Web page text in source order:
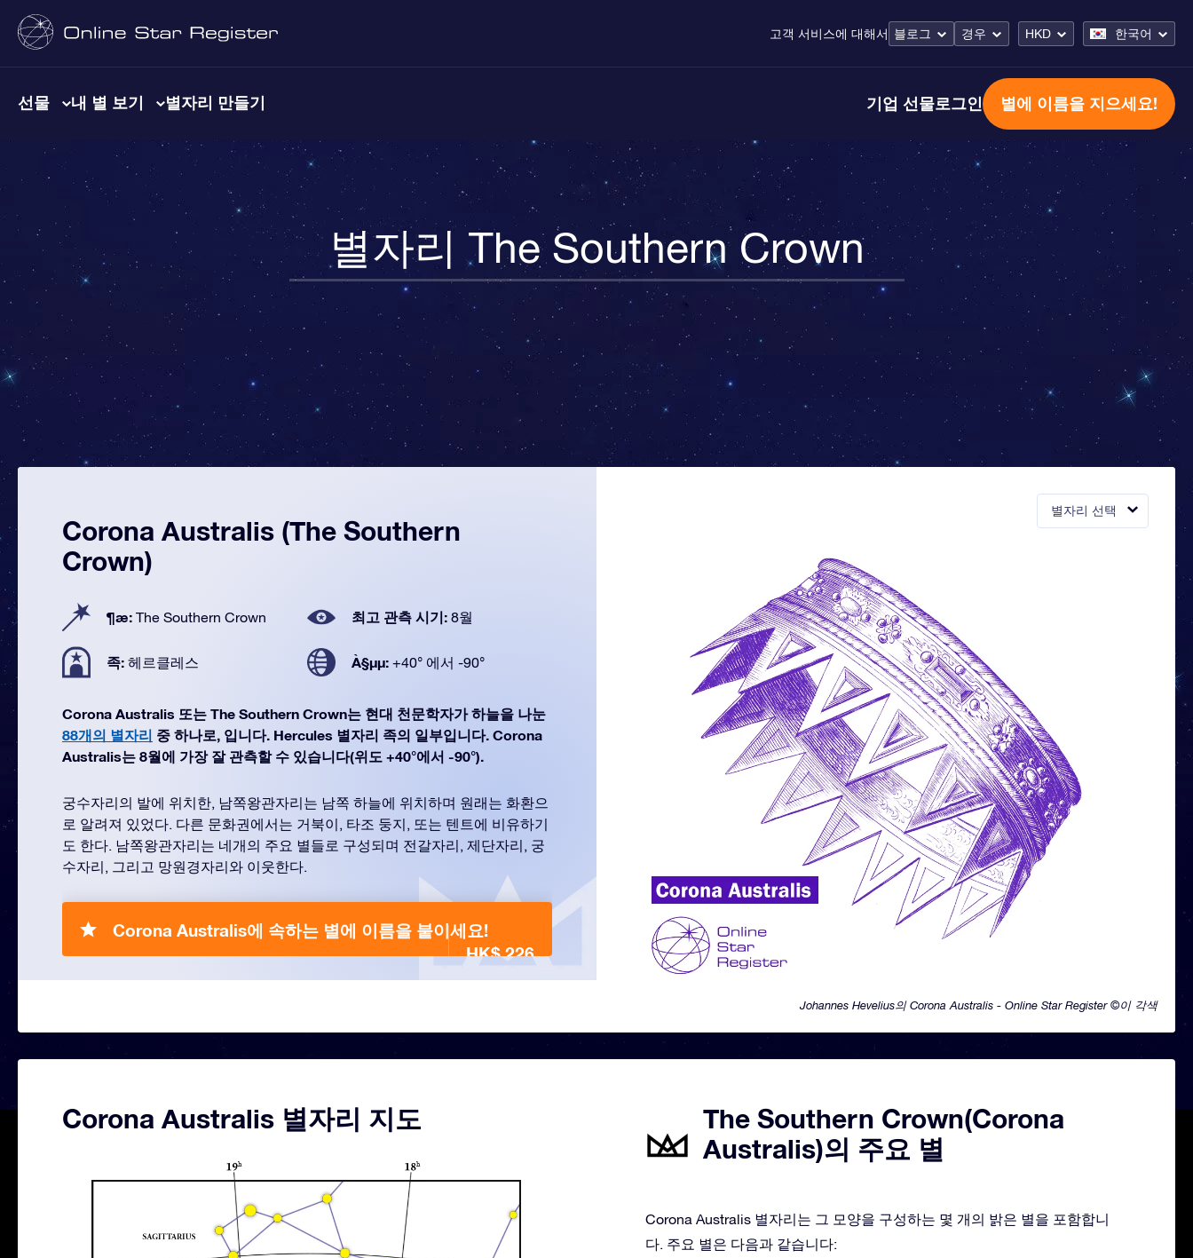
고객 서비스에 대해서 블로그 경우 HKD 한국어
선물 내 별 보기 별자리 만들기 기업 선물로그인 별에 이름을 지으세요!
별자리 The Southern Crown
별자리 선택
Johannes Hevelius의 Corona Australis - Online Star Register ©이 각색
Corona Australis (The Southern
Crown)
¶æ: The Southern Crown 최고 관측 시기: 8월
족: 헤르클레스 À§µµ: +40° 에서 -90°
Corona Australis 또는 The Southern Crown는 현대 천문학자가 하늘을 나눈
88개의 별자리 중 하나로, 입니다. Hercules 별자리 족의 일부입니다. Corona
Australis는 8월에 가장 잘 관측할 수 있습니다(위도 +40°에서 -90°).
궁수자리의 발에 위치한, 남쪽왕관자리는 남쪽 하늘에 위치하며 원래는 화환으
로 알려져 있었다. 다른 문화권에서는 거북이, 타조 둥지, 또는 텐트에 비유하기
도 한다. 남쪽왕관자리는 네개의 주요 별들로 구성되며 전갈자리, 제단자리, 궁
수자리, 그리고 망원경자리와 이웃한다.
Corona Australis에 속하는 별에 이름을 붙이세요!
HK$ 226
Corona Australis 별자리 지도
The Southern Crown(Corona
Australis)의 주요 별
Corona Australis 별자리는 그 모양을 구성하는 몇 개의 밝은 별을 포함합니
다. 주요 별은 다음과 같습니다: